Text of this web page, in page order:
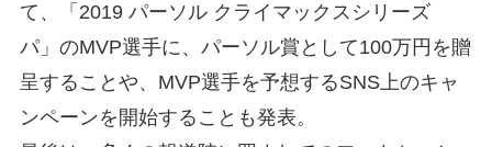
て、「2019 パーソル クライマックスシリーズ
パ」のMVP選手に、パーソル賞として100万円を贈
呈することや、MVP選手を予想するSNS上のキャ
ンペーンを開始することも発表。